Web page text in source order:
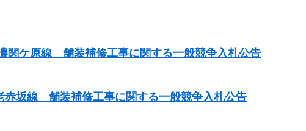
関ケ原線 舗装補修工事に関する一般競争入札公告
坂線 舗装補修工事に関する一般競争入札公告